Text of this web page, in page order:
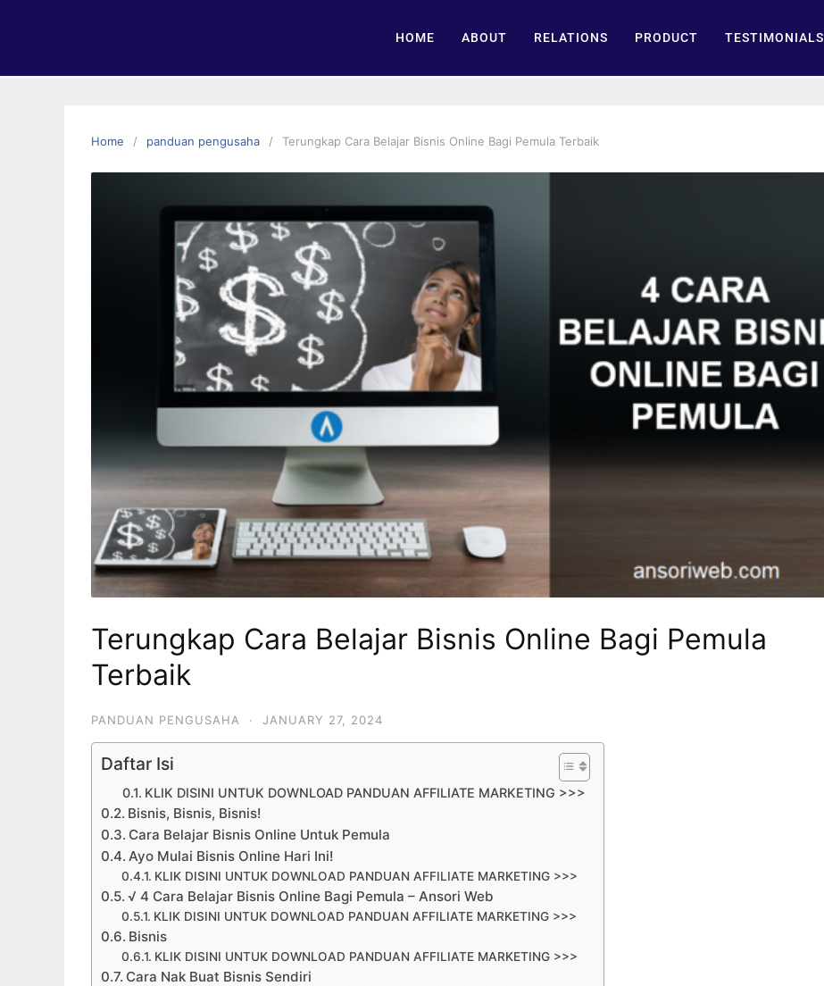
HOME ABOUT RELATIONS PRODUCT TESTIMONIALS
Home panduan pengusaha Terungkap Cara Belajar Bisnis Online Bagi Pemula Terbaik
Terungkap Cara Belajar Bisnis Online Bagi Pemula
Terbaik
PANDUAN PENGUSAHA · JANUARY 27, 2024
Daftar Isi
KLIK DISINI UNTUK DOWNLOAD PANDUAN AFFILIATE MARKETING >>>
Bisnis, Bisnis, Bisnis!
Cara Belajar Bisnis Online Untuk Pemula
Ayo Mulai Bisnis Online Hari Ini!
KLIK DISINI UNTUK DOWNLOAD PANDUAN AFFILIATE MARKETING >>>
√ 4 Cara Belajar Bisnis Online Bagi Pemula – Ansori Web
KLIK DISINI UNTUK DOWNLOAD PANDUAN AFFILIATE MARKETING >>>
Bisnis
KLIK DISINI UNTUK DOWNLOAD PANDUAN AFFILIATE MARKETING >>>
Cara Nak Buat Bisnis Sendiri